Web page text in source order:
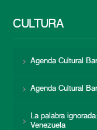
CULTURA
Agenda Cultural
Agenda Cultural
La palabra
Venezuela